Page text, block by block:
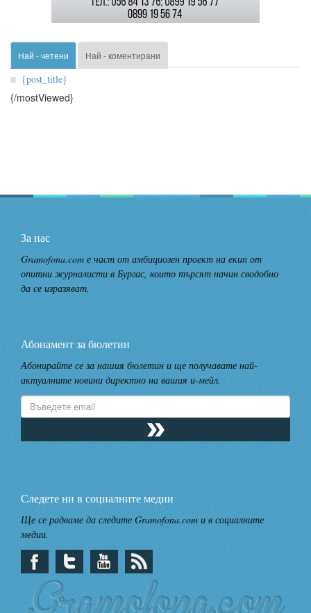
Най - четени Най - коментирани
{post_title}
{/mostViewed}
За нас
Gramofona.com е част от амбициозен проект на екип от
опитни журналисти в Бургас, които търсят начин сводобно
да се изразяват.
Абонамент за бюлетин
Абонирайте се за нашия бюлетин и ще получавате най-
актуалните новини директно на вашия и-мейл.
Следете ни в социалните медии
Ще се радваме да следите Gramofona.com и в социалните
медии.